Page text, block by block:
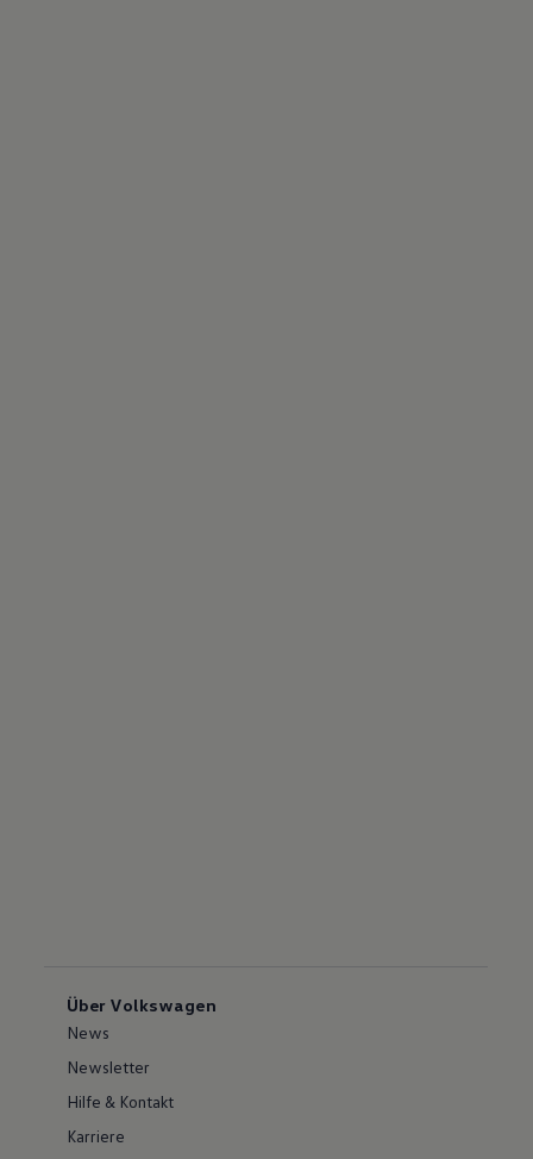
Über Volkswagen
News
Newsletter
Hilfe & Kontakt
Karriere